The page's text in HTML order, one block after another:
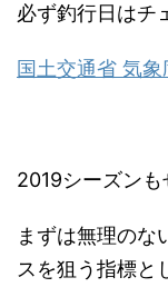
必ず釣行日はチ
国土交通省 気象
2019シーズンも
まずは無理のな
スを狙う指標と